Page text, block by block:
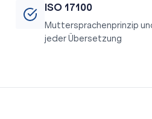
ISO 17100
Muttersprachenprinzip
jeder Übersetzung